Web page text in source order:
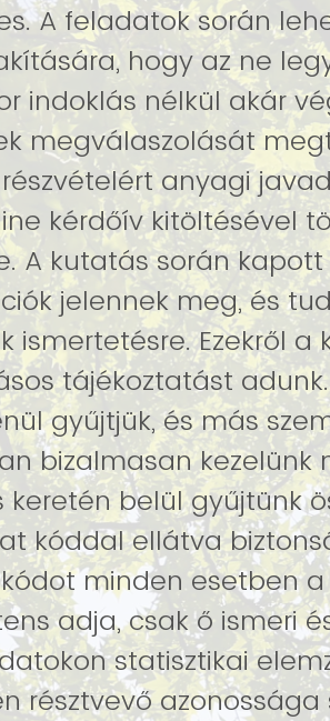
A feladatok során
hogy az ne
indoklás nélkül akár
megválaszolását
anyagi
kérdőív kitöltésével
A kutatás során
jelennek meg, és
ismertetésre. Ezekről
tájékoztatást
gyűjtjük, és más
bizalmasan
keretén belül gyűjtünk
kóddal ellátva
minden esetben
adja, csak ő ismeri
statisztikai
résztvevő